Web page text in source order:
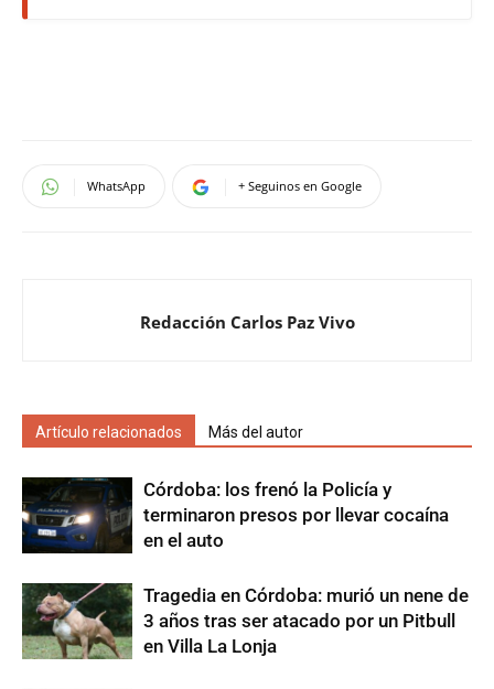
WhatsApp + Seguinos en Google
Redacción Carlos Paz Vivo
Artículo relacionados Más del autor
Córdoba: los frenó la Policía y
terminaron presos por llevar cocaína
en el auto
Tragedia en Córdoba: murió un nene de
3 años tras ser atacado por un Pitbull
en Villa La Lonja